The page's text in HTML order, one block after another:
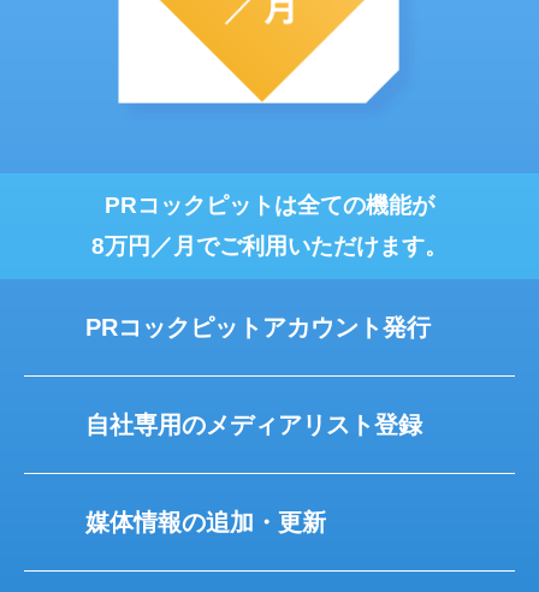
PRコックピットは全ての機能が
8万円／月でご利用いただけます。
PRコックピットアカウント発行
自社専用のメディアリスト登録
媒体情報の追加・更新